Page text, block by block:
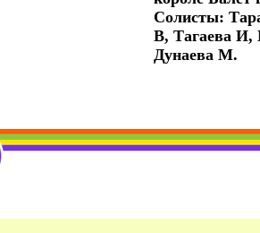
Солисты:
В, Тагаева И,
Дунаева М.